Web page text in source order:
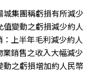
集團稱虧損有所減少
變動之虧損減少約人
上半年毛利減少約人
銷售之收入大幅減少
之虧損增加約人民幣